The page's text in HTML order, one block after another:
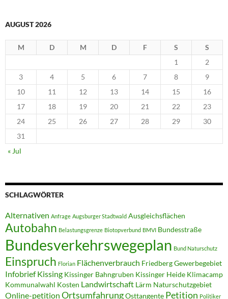
AUGUST 2026
M D M D F S
S
1
2
3
4 5 6 7 8
9
10
11 12 13 14 15
16
17
18 19 20 21 22
23
24
25 26 27 28 29
30
31
« Jul
SCHLAGWÖRTER
Alternativen Anfrage Augsburger Stadtwald Ausgleichsflächen
Autobahn Belastungsgrenze Biotopverbund BMVI Bundesstraße
Bundesverkehrswegeplan Bund Naturschutz
Einspruch Florian Flächenverbrauch FriedbergGewerbegebiet
Infobrief Kissing Kissinger Bahngruben Kissinger Heide Klimacamp
Kommunalwahl Kosten Landwirtschaft Lärm Naturschutzgebiet
Online-petition OrtsumfahrungOsttangente Petition Politiker